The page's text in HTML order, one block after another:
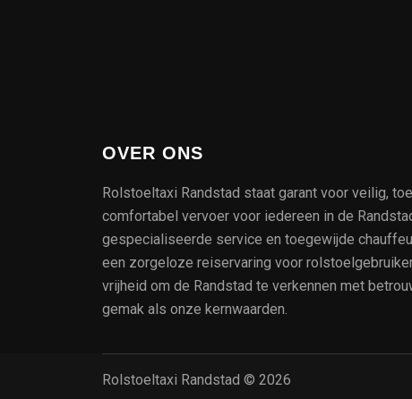
OVER ONS
Rolstoeltaxi Randstad staat garant voor veilig,
comfortabel vervoer voor iedereen in de
gespecialiseerde service en toegewijde
een zorgeloze reiservaring voor
vrijheid om de Randstad te verkennen met
gemak als onze kernwaarden.
Rolstoeltaxi Randstad © 2026